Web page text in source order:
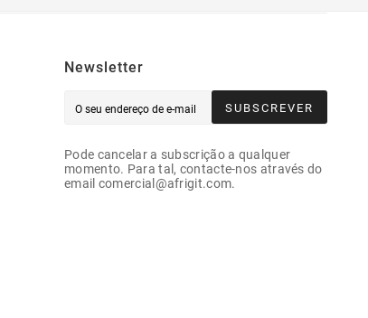
Newsletter
SUBSCREVER
Pode cancelar a subscrição a qualquer
momento. Para tal, contacte-nos através do
email comercial@afrigit.com.